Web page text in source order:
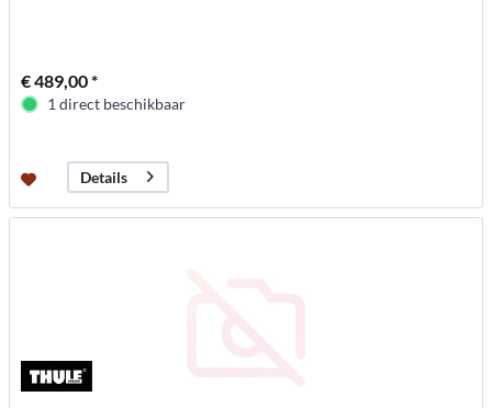
€ 489,00 *
1 direct beschikbaar
Details